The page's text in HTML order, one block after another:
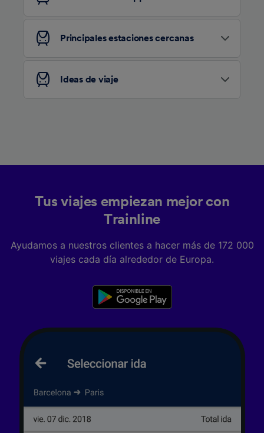
Principales estaciones cercanas
Ideas de viaje
Tus viajes empiezan mejor con
Trainline
Ayudamos a nuestros clientes a hacer más de 172 000
viajes cada día alrededor de Europa.